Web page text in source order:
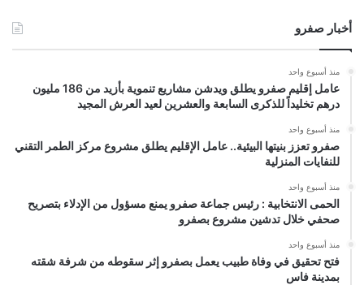
أخبار صفرو
منذ أسبوع واحد
عامل إقليم صفرو يطلق ويدشن مشاريع تنموية بأزيد من 186 مليون
درهم تخليداً للذكرى السابعة والعشرين لعيد العرش المجيد
منذ أسبوع واحد
صفرو تعزز بنيتها البيئية.. عامل الإقليم يطلق مشروع مركز الطمر التقني
للنفايات المنزلية
منذ أسبوع واحد
الحمى الانتخابية : رئيس جماعة صفرو يمنع مسؤول من الإدلاء بتصريح
صحفي خلال تدشين مشروع بصفرو
منذ أسبوع واحد
فتح تحقيق في وفاة طبيب يعمل بصفرو إثر سقوطه من شرفة شقته
بمدينة فاس